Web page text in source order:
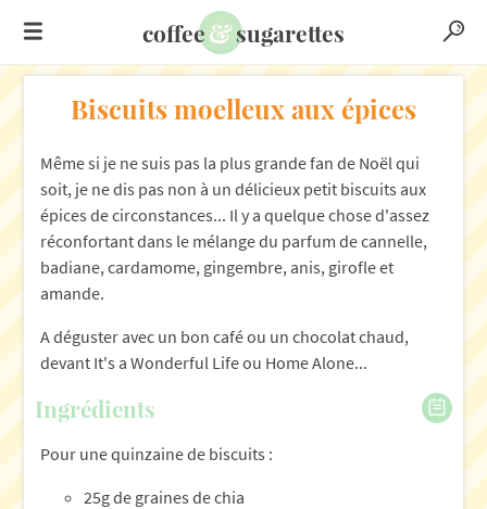
coffee&sugarettes
Biscuits moelleux aux épices
Même si je ne suis pas la plus grande fan de Noël qui
soit, je ne dis pas non à un délicieux petit biscuits aux
épices de circonstances... Il y a quelque chose d'assez
réconfortant dans le mélange du parfum de cannelle,
badiane, cardamome, gingembre, anis, girofle et
amande.
A déguster avec un bon café ou un chocolat chaud,
devant It's a Wonderful Life ou Home Alone...
Ingrédients
Pour une quinzaine de biscuits :
25g de graines de chia